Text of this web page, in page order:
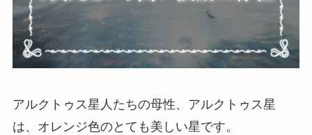
アルクトゥス星人たちの母性、アルクトゥス星
は、オレンジ色のとても美しい星です。